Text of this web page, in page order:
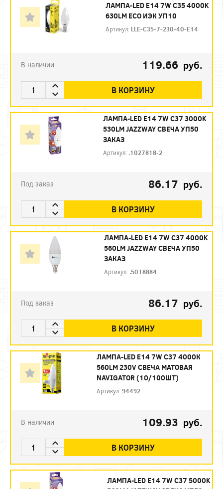
ЛАМПА-LED E14 7W C35 4000K
630LM ECO ИЭК УП10
Артикул: LLE-C35-7-230-40-E14
В наличии 119.66 руб.
В КОРЗИНУ
ЛАМПА-LED E14 7W C37 3000K
530LM JAZZWAY СВЕЧА УП50
ЗАКАЗ
Артикул: .1027818-2
Под заказ 86.17 руб.
В КОРЗИНУ
ЛАМПА-LED E14 7W C37 4000K
560LM JAZZWAY СВЕЧА УП50
ЗАКАЗ
Артикул: .5018884
Под заказ 86.17 руб.
В КОРЗИНУ
ЛАМПА-LED E14 7W C37 4000К
560LM 230V СВЕЧА МАТОВАЯ
NAVIGATOR (10/100ШТ)
Артикул:94492
В наличии 109.93 руб.
В КОРЗИНУ
ЛАМПА-LED E14 7W C37 5000K